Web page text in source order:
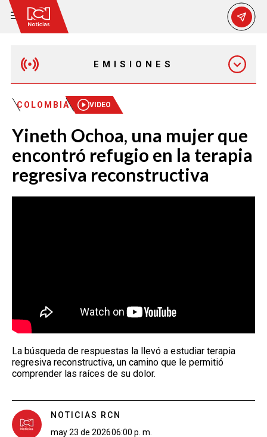
EMISIONES
MAÑANA EXPRESS
EMISIÓN 12:30 PM
EMISIÓN 7:00 PM
COLOMBIA VIDEO
Yineth Ochoa, una mujer que
encontró refugio en la terapia
regresiva reconstructiva
La búsqueda de respuestas la llevó a estudiar terapia
regresiva reconstructiva, un camino que le permitió
comprender las raíces de su dolor.
NOTICIAS RCN
may 23 de 202606:00 p. m.